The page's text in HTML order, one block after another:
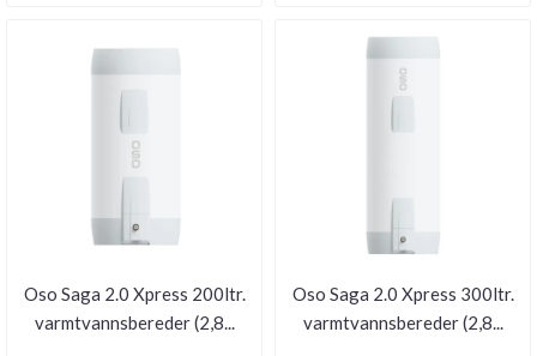
Oso Saga 2.0 Xpress 200ltr.
varmtvannsbereder (2,8...
Oso Saga 2.0 Xpress 300ltr.
varmtvannsbereder (2,8...